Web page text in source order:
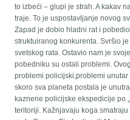
to izbeći – glupi je strah. A kakav
traje. To je uspostavljanje novog
Zapad je dobio hladni rat i
struktuiranog konkurenta. Svršio
svetskog rata. Ostavio nam je
pobedniku su ostali problemi.
problemi policijski,problemi
skoro sva planeta postala je
kaznene policijske ekspedicije po
teritoriji. Kažnjavaju koga